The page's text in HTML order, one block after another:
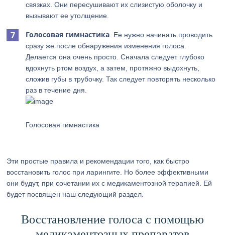
связках. Они пересушивают их слизистую оболочку и
вызывают ее утолщение.
Голосовая гимнастика . Ее нужно начинать проводить
сразу же после обнаружения изменения голоса.
Делается она очень просто. Сначала следует глубоко
вдохнуть ртом воздух, а затем, протяжно выдохнуть,
сложив губы в трубочку. Так следует повторять несколько
раз в течение дня.
Голосовая гимнастика
Эти простые правила и рекомендации того, как быстро
восстановить голос при ларингите. Но более эффективными
они будут, при сочетании их с медикаментозной терапией. Ей
будет посвящен наш следующий раздел.
Восстановление голоса с помощью